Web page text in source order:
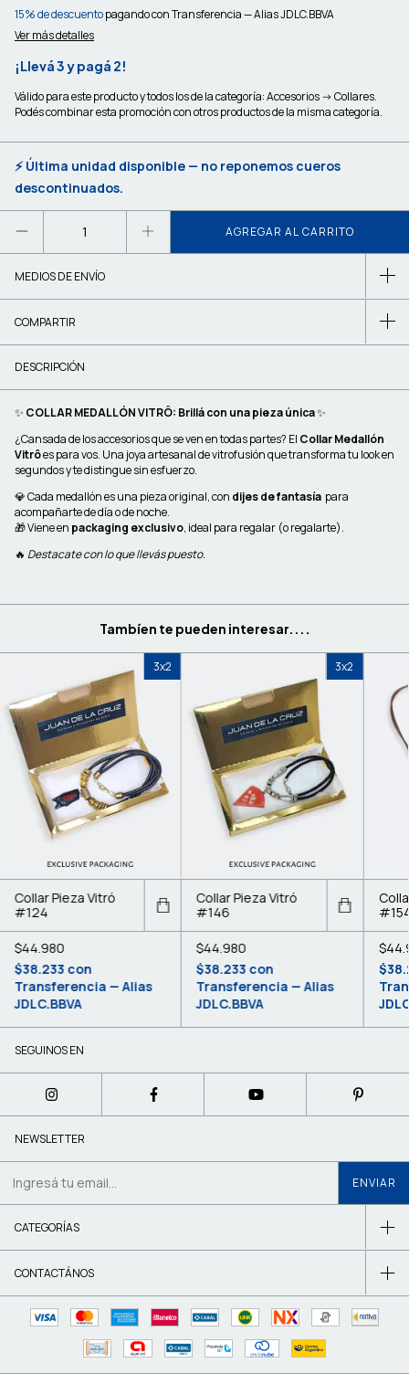
15% de descuentopagando con Transferencia — Alias JDLC.BBVA
Ver más detalles
¡Llevá 3 y pagá 2!
Válido para este producto y todos los de la categoría: Accesorios -> Collares.
Podés combinar esta promoción con otros productos de la misma categoría.
⚡ Última unidad disponible — no reponemos cueros
descontinuados.
MEDIOS DE ENVÍO
COMPARTIR
DESCRIPCIÓN
✨ COLLAR MEDALLÓN VITRÔ: Brillá con una pieza única✨
¿Cansada de los accesorios que se ven en todas partes? El Collar Medallón
Vitrôes para vos. Una joya artesanal de vitrofusión que transforma tu look en
segundos y te distingue sin esfuerzo.
💎 Cada medallón es una pieza original, con dijes de fantasía para
acompañarte de día o de noche.
🎁 Viene en packaging exclusivo, ideal para regalar (o regalarte).
🔥 Destacate con lo que llevás puesto.
Tambíen te pueden interesar....
3x2
Collar Pieza Vitró
#124
$44.980
$38.233 con
Transferencia — Alias
JDLC.BBVA
3x2
Collar Pieza Vitró
#146
$44.980
$38.233con
Transferencia — Alias
JDLC.BBVA
SEGUINOS EN
NEWSLETTER
CATEGORÍAS
CONTACTÁNOS